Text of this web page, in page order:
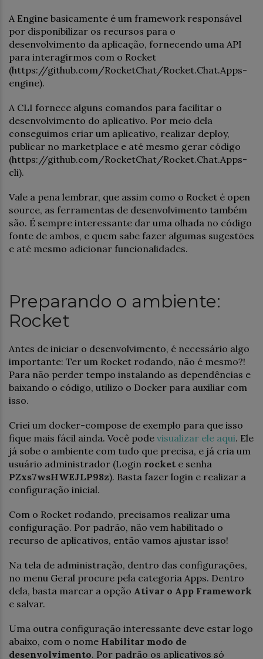
A Engine basicamente é um framework responsável
por disponibilizar os recursos para o
desenvolvimento da aplicação, fornecendo uma API
para interagirmos com o Rocket
(https://github.com/RocketChat/Rocket.Chat.Apps-
engine).
A CLI fornece alguns comandos para facilitar o
desenvolvimento do aplicativo. Por meio dela
conseguimos criar um aplicativo, realizar deploy,
publicar no marketplace e até mesmo gerar código
(https://github.com/RocketChat/Rocket.Chat.Apps-
cli).
Vale a pena lembrar, que assim como o Rocket é open
source, as ferramentas de desenvolvimento também
são. É sempre interessante dar uma olhada no código
fonte de ambos, e quem sabe fazer algumas sugestões
e até mesmo adicionar funcionalidades.
Preparando o ambiente:
Rocket
Antes de iniciar o desenvolvimento, é necessário algo
importante: Ter um Rocket rodando, não é mesmo?!
Para não perder tempo instalando as dependências e
baixando o código, utilizo o Docker para auxiliar com
isso.
Criei um docker-compose de exemplo para que isso
fique mais fácil ainda. Você pode visualizar ele aqui. Ele
já sobe o ambiente com tudo que precisa, e já cria um
usuário administrador (Login rocket e senha
PZxs7wsHWEJLP98z). Basta fazer login e realizar a
configuração inicial.
Com o Rocket rodando, precisamos realizar uma
configuração. Por padrão, não vem habilitado o
recurso de aplicativos, então vamos ajustar isso!
Na tela de administração, dentro das configurações,
no menu Geral procure pela categoria Apps. Dentro
dela, basta marcar a opção Ativar o App Framework
e salvar.
Uma outra configuração interessante deve estar logo
abaixo, com o nome Habilitar modo de
desenvolvimento. Por padrão os aplicativos só